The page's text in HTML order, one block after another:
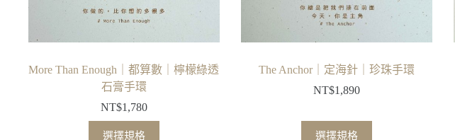
頁
面
選
選
項
More Than Enough｜都算數｜檸檬綠透
石膏手環
NT$1,780
選擇規格
此
The Anchor｜定海針｜珍珠手環
NT$1,890
選擇規格
此